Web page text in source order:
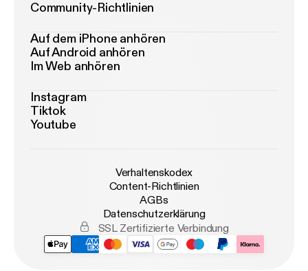
Community-Richtlinien
Auf dem iPhone anhören
Auf Android anhören
Im Web anhören
Instagram
Tiktok
Youtube
Verhaltenskodex
Content-Richtlinien
AGBs
Datenschutzerklärung
SSL Zertifizierte Verbindung